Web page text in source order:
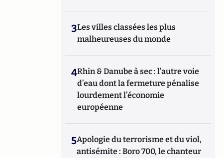
3Les villes classées les plus
malheureuses du monde
4Rhin & Danube à sec : l’autre voie
d’eau dont la fermeture pénalise
lourdement l’économie
européenne
5Apologie du terrorisme et du viol,
antisémite : Boro 700, le chanteur